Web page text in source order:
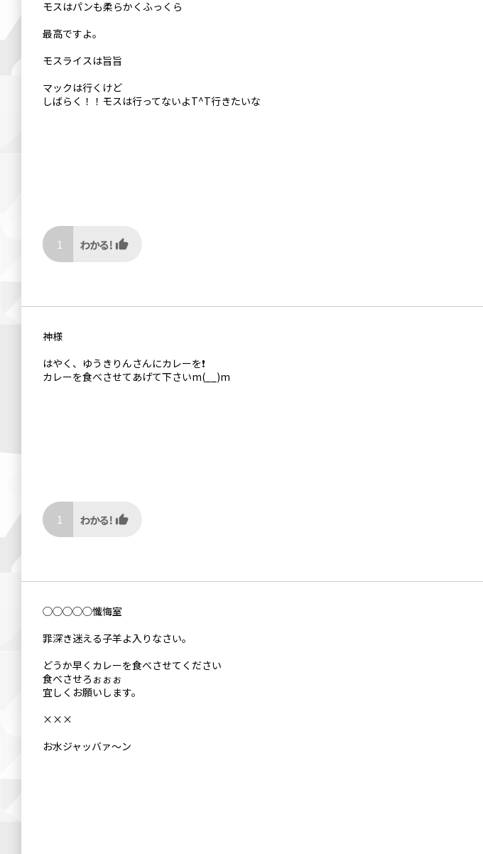
モスはパンも柔らかくふっくら
最高ですよ。
モスライスは旨旨
マックは行くけど
しばらく！！モスは行ってないよT^T行きたいな
1
神様
はやく、ゆうきりんさんにカレーを❗
カレーを食べさせてあげて下さいm(__)m
1
◯◯◯◯◯懺悔室
罪深き迷える子羊よ入りなさい。
どうか早くカレーを食べさせてください
食べさせろぉぉぉ
宜しくお願いします。
×××
お水ジャッバァ〜ン